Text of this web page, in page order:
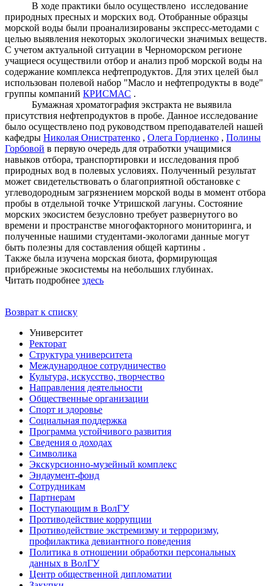
В ходе практики было осуществлено исследование
природных пресных и морских вод. Отобранные образцы
морской воды были проанализированы экспресс-методами с
целью выявления некоторых экологически значимых веществ.
С учетом актуальной ситуации в Черноморском регионе
учащиеся осуществили отбор и анализ проб морской воды на
содержание комплекса нефтепродуктов. Для этих целей был
использован полевой набор "Масло и нефтепродукты в воде"
группы компаний КРИСМАС .
Бумажная хроматография экстракта не выявила
присутствия нефтепродуктов в пробе. Данное исследование
было осуществлено под руководством преподавателей нашей
кафедры Николая Онистратенко , Олега Гордиенко , Полины
Горбовой в первую очередь для отработки учащимися
навыков отбора, транспортировки и исследования проб
природных вод в полевых условиях. Полученный результат
может свидетельствовать о благоприятной обстановке с
углеводородным загрязнением морской воды в момент отбора
пробы в отдельной точке Утришской лагуны. Состояние
морских экосистем безусловно требует развернутого во
времени и пространстве многофакторного мониторинга, и
полученные нашими студентами-экологами данные могут
быть полезны для составления общей картины .
Также была изучена морская биота, формирующая
прибрежные экосистемы на небольших глубинах.
Читать подробнее здесь
Возврат к списку
Университет
Ректорат
Структура университета
Международное сотрудничество
Культура, искусство, творчество
Направления деятельности
Общественные организации
Спорт и здоровье
Социальная поддержка
Программа устойчивого развития
Сведения о доходах
Символика
Экскурсионно-музейный комплекс
Эндаумент-фонд
Сотрудникам
Партнерам
Поступающим в ВолГУ
Противодействие коррупции
Противодействие экстремизму и терроризму,
профилактика девиантного поведения
Политика в отношении обработки персональных
данных в ВолГУ
Центр общественной дипломатии